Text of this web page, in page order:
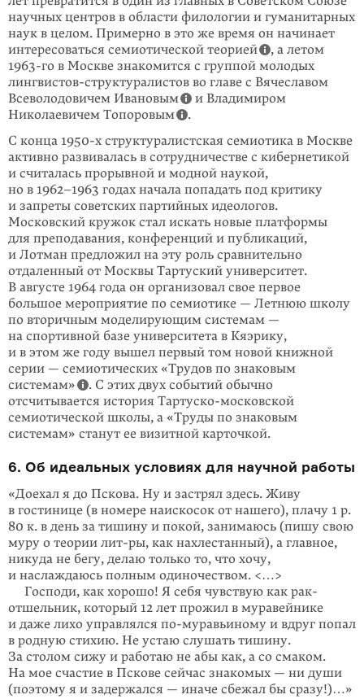
научных центров в области филологии и гуманитарных
наук в целом. Примерно в это же время он начинает
интересоваться семиотической теорией
, а летом
1963-го в Москве знакомится с группой молодых
лингвистов-струк­туралистов во главе с Вячеславом
Всеволодовичем Ивановым
и Владимиром
Николаевичем Топоровым
.
С конца 1950-х структуралистская семиотика в Москве
активно развивалась в сотрудничестве с кибернетикой
и считалась прорывной и модной наукой,
но в 1962–1963 годах начала попадать под критику
и запреты советских партийных идеологов.
Московский кружок стал искать новые платформы
для преподавания, конференций и публикаций,
и Лотман предложил на эту роль сравнительно
отдаленный от Москвы Тартуский университет.
В августе 1964 года он организовал свое первое
большое мероприятие по семиотике — Летнюю школу
по вторичным моделирующим системам —
на спортивной базе университета в Кяэрику,
и в этом же году вышел первый том новой книжной
серии — семиотических «Трудов по знаковым
системам»
. С этих двух событий обычно
отсчитывается история Тартуско-московской
семиотической школы, а «Труды по знаковым
системам» станут ее визитной карточкой.
6. Об идеальных условиях для научной работы
«Доехал я до Пскова. Ну и застрял здесь. Живу
в гостинице (в номере наискосок от нашего), плачу 1 р.
80 к. в день за тишину и покой, занимаюсь (пишу свою
муру о теории лит-ры, как нахлестанный), а главное,
никуда не бегу, делаю только то, что хочу,
и наслаждаюсь полным одиночеством. <…>
Господи, как хорошо! Я себя чувствую как рак-
отшельник, который 12 лет прожил в муравейнике
и даже лихо управлялся по-муравьиному и вдруг попал
в родную стихию. Не устаю слушать тишину.
За столом сижу и работаю не абы как, а со смаком.
На мое счастие в Пскове сейчас знакомых — ни души
(поэтому я и задержался — иначе сбежал бы сразу!)…»